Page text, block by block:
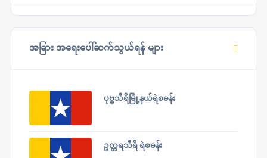
အခြား အရေးပေါ်ဆက်သွယ်ရန် များ
ပုဗ္ဗသီရိမြို့နယ်ရဲစခန်း
ဥတ္တရသီရိ ရဲစခန်း